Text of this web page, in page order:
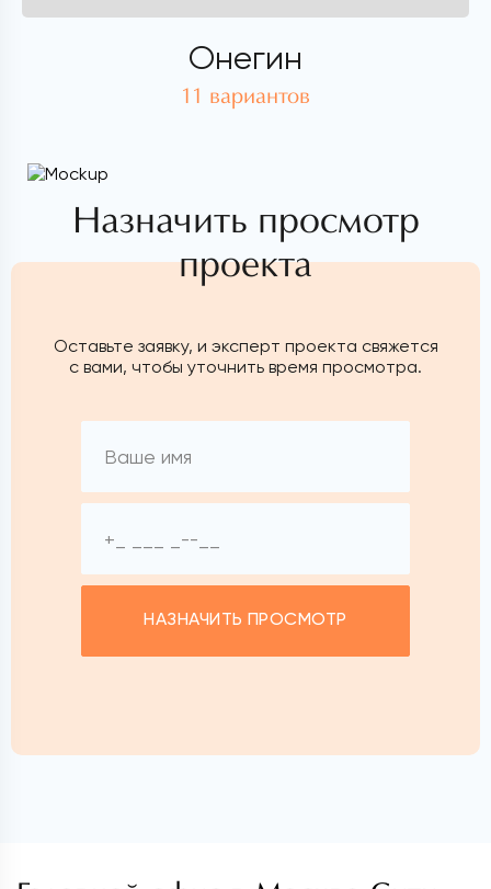
Онегин
11 вариантов
Назначить просмотр
проекта
Оставьте заявку, и эксперт проекта свяжется
с вами, чтобы уточнить время просмотра.
НАЗНАЧИТЬ ПРОСМОТР